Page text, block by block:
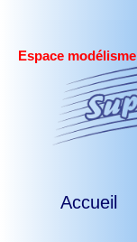
Espace modélisme
Accueil